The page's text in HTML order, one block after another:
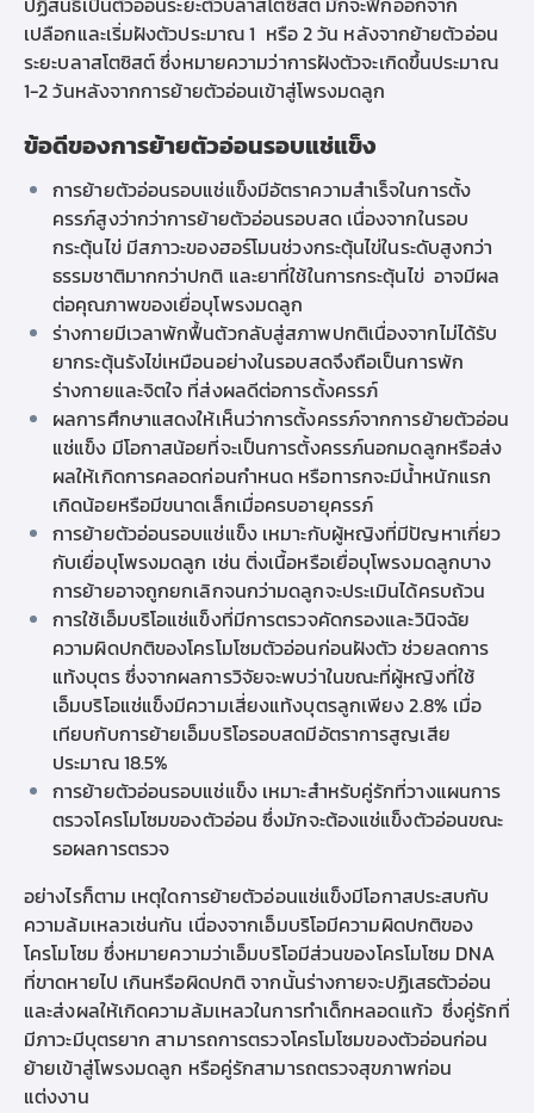
เปลือกและเริ่มฝังตัวประมาณ 1 หรือ 2 วัน หลังจากย้ายตัวอ่อน
ระยะบลาสโตซิสต์ ซึ่งหมายความว่าการฝังตัวจะเกิดขึ้นประมาณ
1-2 วันหลังจากการย้ายตัวอ่อนเข้าสู่โพรงมดลูก
ข้อดีของการย้ายตัวอ่อนรอบแช่แข็ง
การย้ายตัวอ่อนรอบแช่แข็งมีอัตราความสำเร็จในการตั้ง
ครรภ์สูงว่ากว่าการย้ายตัวอ่อนรอบสด เนื่องจากในรอบ
กระตุ้นไข่ มีสภาวะของฮอร์โมนช่วงกระตุ้นไข่ในระดับสูงกว่า
ธรรมชาติมากกว่าปกติ และยาที่ใช้ในการกระตุ้นไข่ อาจมีผล
ต่อคุณภาพของเยื่อบุโพรงมดลูก
ร่างกายมีเวลาพักฟื้นตัวกลับสู่สภาพปกติเนื่องจากไม่ได้รับ
ยากระตุ้นรังไข่เหมือนอย่างในรอบสดจึงถือเป็นการพัก
ร่างกายและจิตใจ ที่ส่งผลดีต่อการตั้งครรภ์
ผลการศึกษาแสดงให้เห็นว่าการตั้งครรภ์จากการย้ายตัวอ่อน
แช่แข็ง มีโอกาสน้อยที่จะเป็นการตั้งครรภ์นอกมดลูกหรือส่ง
ผลให้เกิดการคลอดก่อนกำหนด หรือทารกจะมีน้ำหนักแรก
เกิดน้อยหรือมีขนาดเล็กเมื่อครบอายุครรภ์
การย้ายตัวอ่อนรอบแช่แข็ง เหมาะกับผู้หญิงที่มีปัญหาเกี่ยว
กับเยื่อบุโพรงมดลูก เช่น ติ่งเนื้อหรือเยื่อบุโพรงมดลูกบาง
การย้ายอาจถูกยกเลิกจนกว่ามดลูกจะประเมินได้ครบถ้วน
การใช้เอ็มบริโอแช่แข็งที่มีการตรวจคัดกรองและวินิจฉัย
ความผิดปกติของโครโมโซมตัวอ่อนก่อนฝังตัวช่วยลดการ
แท้งบุตร ซึ่งจากผลการวิจัยจะพบว่าในขณะที่ผู้หญิงที่ใช้
เอ็มบริโอแช่แข็งมีความเสี่ยงแท้งบุตรลูกเพียง 2.8% เมื่อ
เทียบกับการย้ายเอ็มบริโอรอบสดมีอัตราการสูญเสีย
ประมาณ 18.5%
การย้ายตัวอ่อนรอบแช่แข็ง เหมาะสำหรับคู่รักที่วางแผนการ
ตรวจโครโมโซมของตัวอ่อน ซึ่งมักจะต้องแช่แข็งตัวอ่อนขณะ
รอผลการตรวจ
อย่างไรก็ตาม เหตุใดการย้ายตัวอ่อนแช่แข็งมีโอกาสประสบกับ
ความล้มเหลวเช่นกัน เนื่องจากเอ็มบริโอมีความผิดปกติของ
โครโมโซม ซึ่งหมายความว่าเอ็มบริโอมีส่วนของโครโมโซม DNA
ที่ขาดหายไป เกินหรือผิดปกติ จากนั้นร่างกายจะปฏิเสธตัวอ่อน
และส่งผลให้เกิดความล้มเหลวในการทำเด็กหลอดแก้ว ซึ่งคู่รักที่
มีภาวะมีบุตรยาก สามารถการตรวจโครโมโซมของตัวอ่อนก่อน
ย้ายเข้าสู่โพรงมดลูก หรือคู่รักสามารถตรวจสุขภาพก่อน
แต่งงาน